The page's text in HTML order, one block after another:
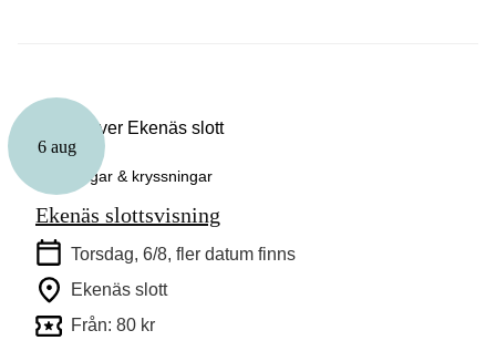
6 aug
Guidningar & kryssningar
Ekenäs slottsvisning
Torsdag, 6/8, fler datum finns
Ekenäs slott
Från: 80 kr